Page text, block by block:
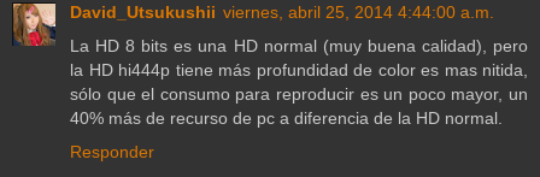
David_Utsukushii viernes, abril 25, 2014 4:44:00 a.m.
La HD 8 bits es una HD normal (muy buena calidad), pero
la HD hi444p tiene más profundidad de color es mas nitida,
sólo que el consumo para reproducir es un poco mayor, un
40% más de recurso de pc a diferencia de la HD normal.
Responder